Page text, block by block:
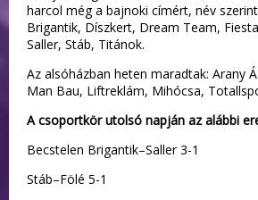
harcol még a bajnoki címért, név
Brigantik, Díszkert, Dream Team,
Saller, Stáb, Titánok.
Az alsóházban heten maradtak: Arany
Man Bau, Liftreklám, Mihócsa,
A csoportkör utolsó napján az alábbi
Becstelen Brigantik–Saller 3-1
Stáb–Fölé 5-1